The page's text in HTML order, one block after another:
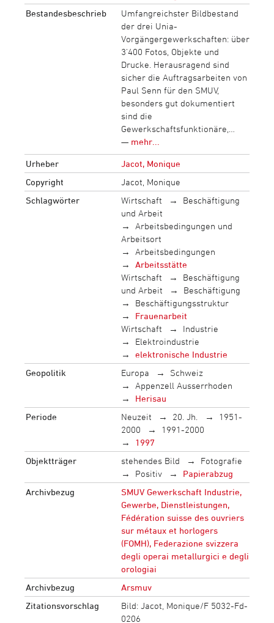
Bestandesbeschrieb
Umfangreichster Bildbestand
der drei Unia-
Vorgängergewerkschaften: über
3‘400 Fotos, Objekte und
Drucke. Herausragend sind
sicher die Auftragsarbeiten von
Paul Senn für den SMUV,
besonders gut dokumentiert
sind die
Gewerkschaftsfunktionäre,…
— mehr...
Urheber
Jacot, Monique
Copyright
Jacot, Monique
Schlagwörter
Wirtschaft
Beschäftigung
und Arbeit
Arbeitsbedingungen und
Arbeitsort
Arbeitsbedingungen
Arbeitsstätte
Wirtschaft
Beschäftigung
und Arbeit
Beschäftigung
Beschäftigungsstruktur
Frauenarbeit
Wirtschaft
Industrie
Elektroindustrie
elektronische Industrie
Geopolitik
Europa
Schweiz
Appenzell Ausserrhoden
Herisau
Periode
Neuzeit 20. Jh.
1951-
2000
1991-2000
1997
Objektträger
stehendes Bild
Fotografie
Positiv
Papierabzug
Archivbezug
SMUV Gewerkschaft Industrie,
Gewerbe, Dienstleistungen,
Fédération suisse des ouvriers
sur métaux et horlogers
(FOMH), Federazione svizzera
degli operai metallurgici e degli
orologiai
Archivbezug
Arsmuv
Zitationsvorschlag
Bild: Jacot, Monique/F 5032-Fd-
0206